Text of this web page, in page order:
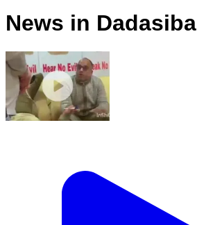
News in Dadasiba